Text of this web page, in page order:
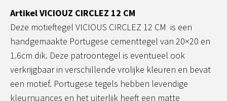
Artikel VICIOUZ CIRCLEZ 12 CM
Deze motieftegel VICIOUS CIRCLEZ 12 CM is een
handgemaakte Portugese cementtegel van 20×20 en
1.6cm dik. Deze patroontegel is eventueel ook
verkrijgbaar in verschillende vrolijke kleuren en bevat
een motief. Portugese tegels hebben levendige
kleurnuances en het uiterlijk heeft een matte